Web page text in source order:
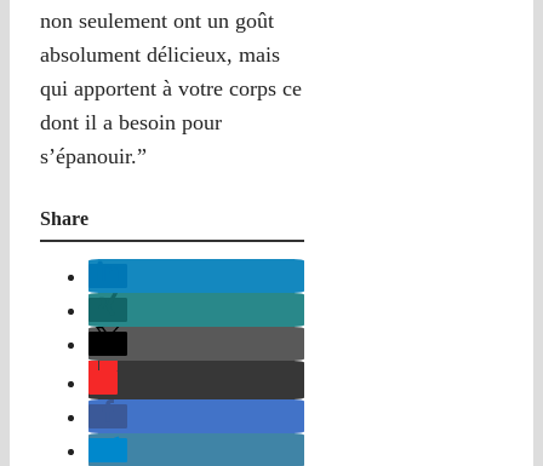
non seulement ont un goût
absolument délicieux, mais
qui apportent à votre corps ce
dont il a besoin pour
s’épanouir.”
Share